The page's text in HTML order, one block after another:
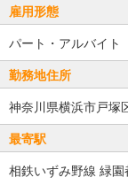
雇用形態
パート・アルバイト
勤務地住所
神奈川県横浜市戸塚
最寄駅
相鉄いずみ野線 緑